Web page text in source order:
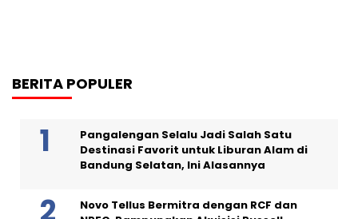
BERITA POPULER
Pangalengan Selalu Jadi Salah Satu
Destinasi Favorit untuk Liburan Alam di
Bandung Selatan, Ini Alasannya
Novo Tellus Bermitra dengan RCF dan